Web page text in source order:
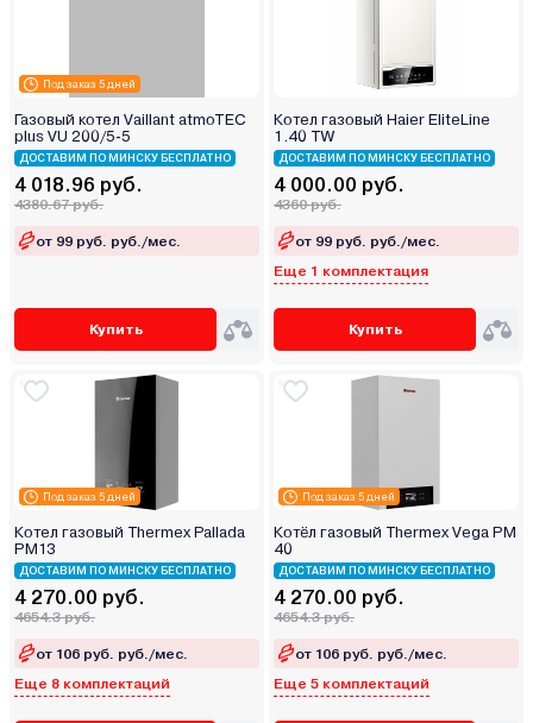
Под заказ 5 дней
Газовый котел Vaillant atmoTEC
plus VU 200/5-5
ДОСТАВИМ ПО МИНСКУ БЕСПЛАТНО
4 018.96 руб.
4380.67 руб.
от 99 руб. руб./мес.
Купить
Котел газовый Haier EliteLine
1.40 TW
ДОСТАВИМ ПО МИНСКУ БЕСПЛАТНО
4 000.00 руб.
4360 руб.
от 99 руб. руб./мес.
Еще 1 комплектация
Купить
Под заказ 5 дней
Котел газовый Thermex Pallada
PM13
ДОСТАВИМ ПО МИНСКУ БЕСПЛАТНО
4 270.00 руб.
4654.3 руб.
от 106 руб. руб./мес.
Еще 8 комплектаций
Под заказ 5 дней
Котёл газовый Thermex Vega PM
40
ДОСТАВИМ ПО МИНСКУ БЕСПЛАТНО
4 270.00 руб.
4654.3 руб.
от 106 руб. руб./мес.
Еще 5 комплектаций